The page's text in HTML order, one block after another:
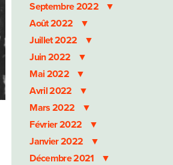
Septembre 2022
Août 2022
Juillet 2022
Juin 2022
Mai 2022
Avril 2022
Mars 2022
Février 2022
Janvier 2022
Décembre 2021